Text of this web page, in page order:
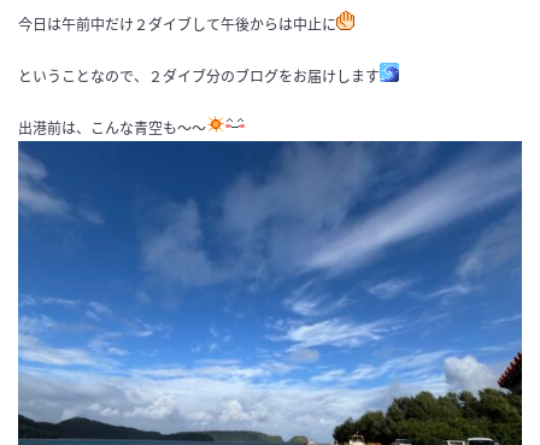
今日は午前中だけ２ダイブして午後からは中止に
ということなので、２ダイブ分のブログをお届けします
出港前は、こんな青空も〜〜